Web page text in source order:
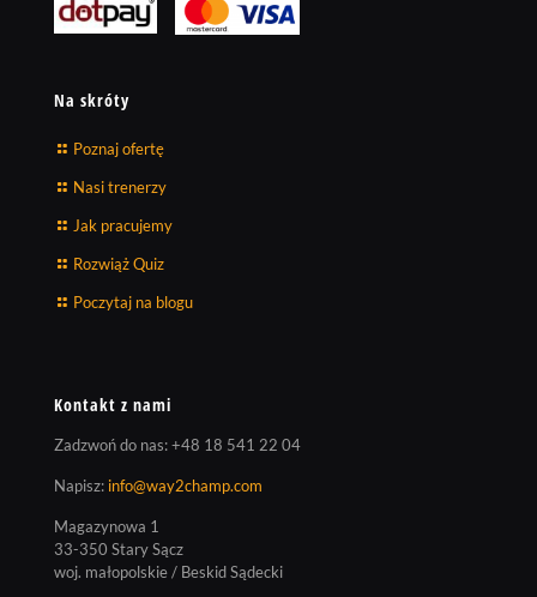
Na skróty
Poznaj ofertę
Nasi trenerzy
Jak pracujemy
Rozwiąż Quiz
Poczytaj na blogu
Kontakt z nami
Zadzwoń do nas:+48 18 541 22 04
Napisz: info@way2champ.com
Magazynowa 1
33-350 Stary Sącz
woj. małopolskie / Beskid Sądecki